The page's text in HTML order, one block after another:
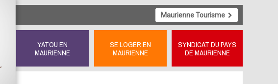
Maurienne Tourisme
YATOU EN
MAURIENNE
SE LOGER EN
MAURIENNE
SYNDICAT DU PAYS
DE MAURIENNE